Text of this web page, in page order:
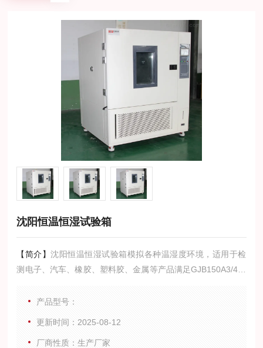
沈阳恒温恒湿试验箱
【简介】沈阳恒温恒湿试验箱模拟各种温湿度环境，适用于检
测电子、汽车、橡胶、塑料胶、金属等产品满足GJB150A3/4各
改进产品的质量和可靠性的依据。
产品型号：
更新时间：2025-08-12
厂商性质：生产厂家